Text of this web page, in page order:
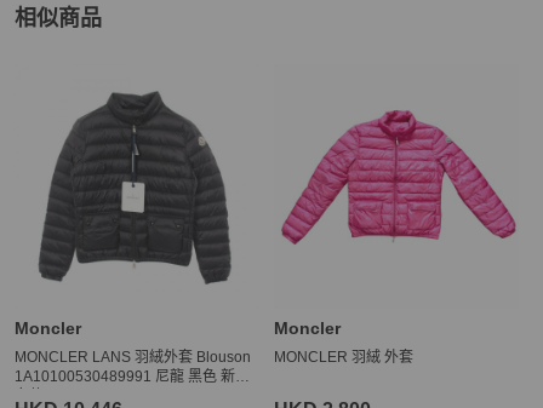
相似商品
Moncler
MONCLER LANS 羽絨外套 Blouson
1A10100530489991 尼龍 黑色 新款
Moncler
MONCLER 羽絨 外套